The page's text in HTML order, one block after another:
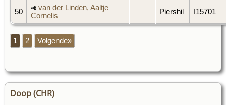
50
van der Linden, Aaltje
Cornelis
Piershil I15701
1 2 Volgende»
Doop (CHR)